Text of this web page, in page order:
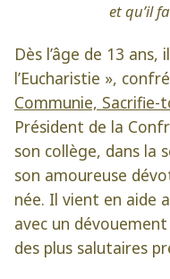
et qu’il
Dès l’âge de 13 ans,
l’Eucharistie »,
Communie, Sacrifie-
Président de la
son collège, dans la
son amoureuse
née. Il vient en aide
avec un dévouement
des plus salutaires